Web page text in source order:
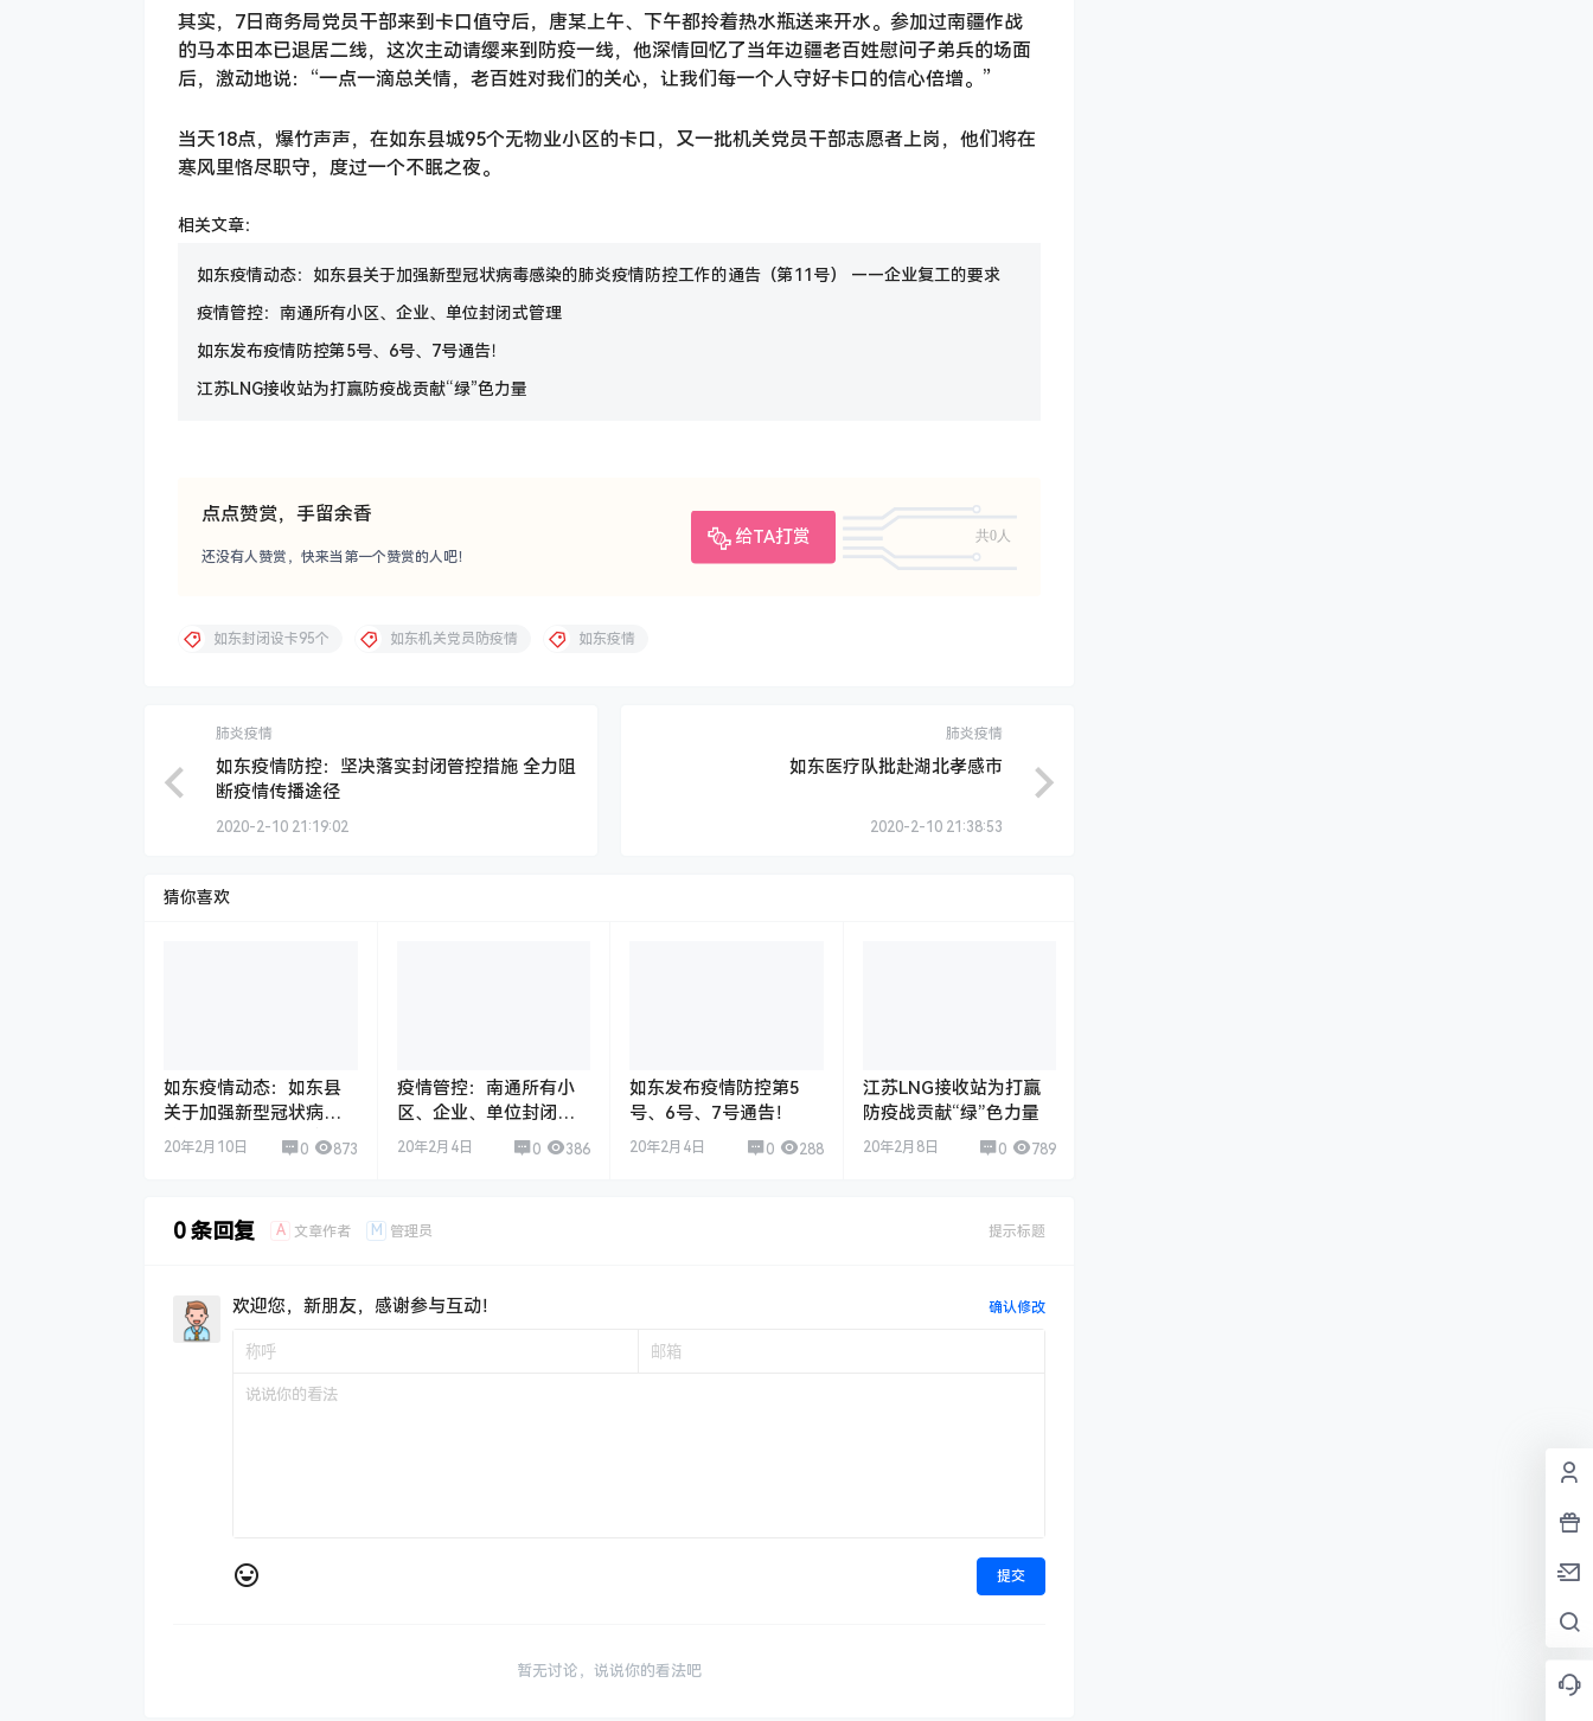
其实，7日商务局党员干部来到卡口值守后，唐某上午、下午都拎着热水瓶送来开水。参加过南疆作战
的马本田本已退居二线，这次主动请缨来到防疫一线，他深情回忆了当年边疆老百姓慰问子弟兵的场面
后，激动地说：“一点一滴总关情，老百姓对我们的关心，让我们每一个人守好卡口的信心倍增。”
当天18点，爆竹声声，在如东县城95个无物业小区的卡口，又一批机关党员干部志愿者上岗，他们将在
寒风里恪尽职守，度过一个不眠之夜。
相关文章：
如东疫情动态：如东县关于加强新型冠状病毒感染的肺炎疫情防控工作的通告（第11号） ——企业复工的要求
疫情管控：南通所有小区、企业、单位封闭式管理
如东发布疫情防控第5号、6号、7号通告！
江苏LNG接收站为打赢防疫战贡献“绿”色力量
点点赞赏，手留余香
给TA打赏
共0人
还没有人赞赏，快来当第一个赞赏的人吧！
如东封闭设卡95个 如东机关党员防疫情 如东疫情
肺炎疫情
如东疫情防控：坚决落实封闭管控措施 全力阻
断疫情传播途径
2020-2-10 21:19:02
肺炎疫情
如东医疗队批赴湖北孝感市
2020-2-10 21:38:53
猜你喜欢
如东疫情动态：如东县
关于加强新型冠状病毒
感染的肺炎疫情防控工
作的通告（第11号）
20年2月10日 0 873
疫情管控：南通所有小
区、企业、单位封闭式
管理
20年2月4日 0 386
如东发布疫情防控第5
号、6号、7号通告！
20年2月4日 0 288
江苏LNG接收站为打赢
防疫战贡献“绿”色力量
20年2月8日 0 789
0 条回复 A 文章作者 M 管理员 提示标题
欢迎您，新朋友，感谢参与互动！ 确认修改
提交
暂无讨论，说说你的看法吧